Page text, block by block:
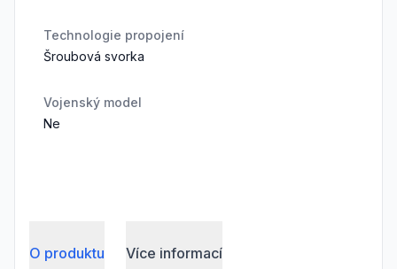
Technologie propojení
Šroubová svorka
Vojenský model
Ne
O produktu Více informací